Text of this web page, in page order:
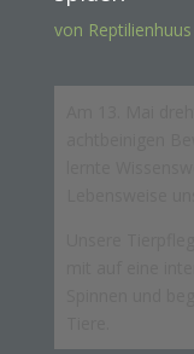
von Reptilienhuus